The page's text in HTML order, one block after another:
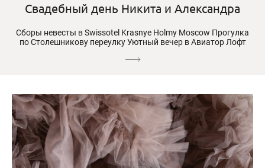
Свадебный день Никита и Александра
Сборы невесты в Swissotel Krasnye Holmy Moscow Прогулка
по Столешникову переулку Уютный вечер в Авиатор Лофт